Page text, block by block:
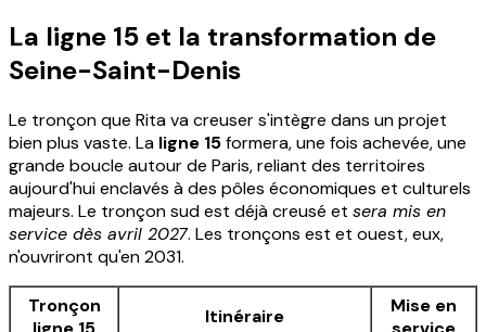
La ligne 15 et la transformation de
Seine-Saint-Denis
Le tronçon que Rita va creuser s'intègre dans un projet
bien plus vaste. La ligne 15formera, une fois achevée, une
grande boucle autour de Paris, reliant des territoires
aujourd'hui enclavés à des pôles économiques et culturels
majeurs. Le tronçon sud est déjà creusé et sera mis en
service dès avril 2027. Les tronçons est et ouest, eux,
n'ouvriront qu'en 2031.
Tronçon
Itinéraire
Mise en